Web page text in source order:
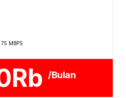
75 MBPS
/Bulan